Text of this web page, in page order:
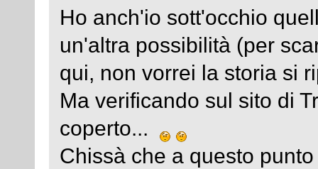
Ho anch'io sott'occhio
un'altra possibilità (per
qui, non vorrei la storia si
Ma verificando sul sito di
coperto...
Chissà che a questo